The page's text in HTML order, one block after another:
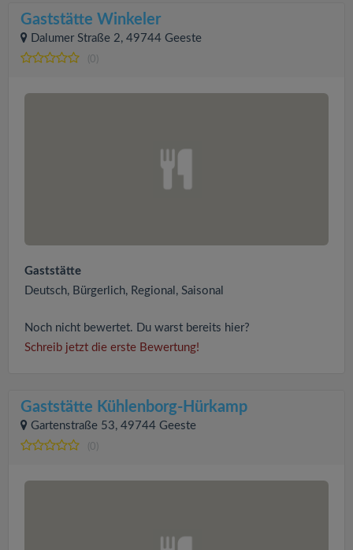
Gaststätte Winkeler
Dalumer Straße 2, 49744 Geeste
(0)
Gaststätte
Deutsch, Bürgerlich, Regional, Saisonal
Noch nicht bewertet. Du warst bereits hier?
Schreib jetzt die erste Bewertung!
Gaststätte Kühlenborg-Hürkamp
Gartenstraße 53, 49744 Geeste
(0)